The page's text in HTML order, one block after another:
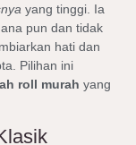
yang tinggi. Ia
pun dan tidak
hati dan
Pilihan ini
roll murah yang